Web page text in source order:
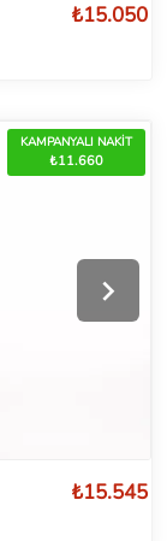
₺15.050
KAMPANYALI NAKİT
₺11.660
₺15.545